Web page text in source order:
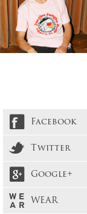
Facebook
Twitter
Google+
WEAR